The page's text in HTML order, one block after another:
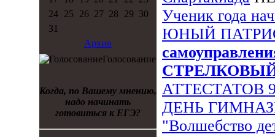
24
25 26 27 28 29 30
31
Архив
Голосование
Когда, по Вашему мнению,
надо начинать
готовиться к ЕГЭ?
Ученик года
ЮНЫЙ
АТТЕСТАТОВ
ДЕНЬ
"Волшебство